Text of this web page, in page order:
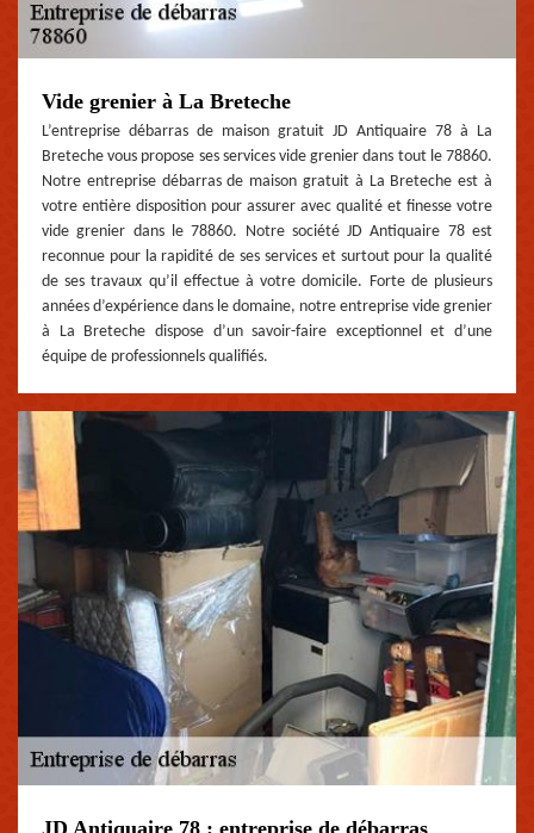
Vide grenier à La Breteche
L’entreprise débarras de maison gratuit JD Antiquaire 78 à La
Breteche vous propose ses services vide grenier dans tout le 78860.
Notre entreprise débarras de maison gratuit à La Breteche est à
votre entière disposition pour assurer avec qualité et finesse votre
vide grenier dans le 78860. Notre société JD Antiquaire 78 est
reconnue pour la rapidité de ses services et surtout pour la qualité
de ses travaux qu’il effectue à votre domicile. Forte de plusieurs
années d’expérience dans le domaine, notre entreprise vide grenier
à La Breteche dispose d’un savoir-faire exceptionnel et d’une
équipe de professionnels qualifiés.